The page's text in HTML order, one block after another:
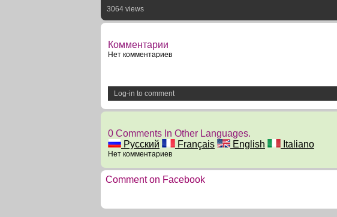
3064 views
Комментарии
Нет комментариев
Log-in to comment
0 Comments In Other Languages.
Русский
Français English Italiano
Нет комментариев
Comment on Facebook